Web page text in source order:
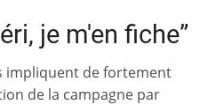
je m'en fiche”
impliquent de fortement
de la campagne par